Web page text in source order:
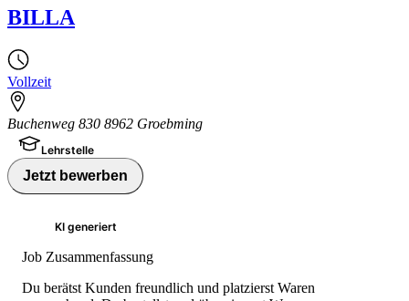
BILLA
Vollzeit
Buchenweg 830 8962 Groebming
Lehrstelle
Jetzt bewerben
KI generiert
Job Zusammenfassung
Du berätst Kunden freundlich und platzierst Waren